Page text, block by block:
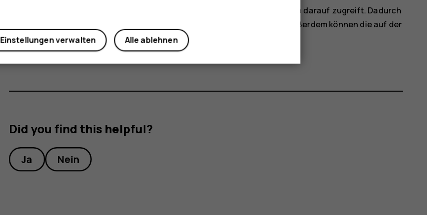
: Nehmen Sie die Speicherkarte nicht heraus, wenn eine App darauf zugreift. Dadurch
können sowohl die Karte als auch das Gerät beschädigt werden. Außerdem können die auf der
Karte gespeicherten Daten beschädigt werden.
Did you find this helpful?
Ja Nein
Alle ablehnen
Einstellungen verwalten